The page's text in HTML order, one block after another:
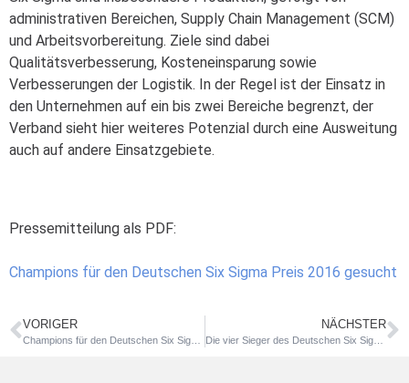
administrativen Bereichen, Supply Chain Management (SCM)
und Arbeitsvorbereitung. Ziele sind dabei
Qualitätsverbesserung, Kosteneinsparung sowie
Verbesserungen der Logistik. In der Regel ist der Einsatz in
den Unternehmen auf ein bis zwei Bereiche begrenzt, der
Verband sieht hier weiteres Potenzial durch eine Ausweitung
auch auf andere Einsatzgebiete.
Pressemitteilung als PDF:
Champions für den Deutschen Six Sigma Preis 2016 gesucht
VORIGER NÄCHSTER
Die vier Sieger des Deutschen Six Sigma Preises 2016 stehen fest